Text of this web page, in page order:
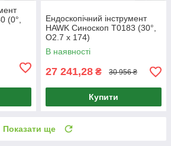
(0°,
Ендоскопічний інструмент
HAWK Синоскоп T0183 (30°,
O2.7 x 174)
В наявності
27 241,28 ₴ 30 956 ₴
Купити
Показати ще